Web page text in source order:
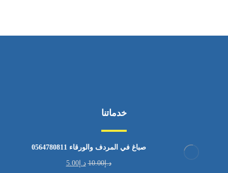
خدماتنا
صباغ في المردف والورقاء 0564780811
د.إ10.00 د.إ5.00